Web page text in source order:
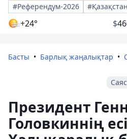
#Референдум-2026
+24° $
Басты Барлық жаңалықтар
Президент
Головкиннің